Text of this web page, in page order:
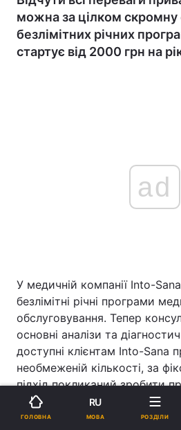
можна за цілком скромну
безлімітних річних
стартує від 2000 грн на
ad
У медичній компанії Into-
безлімітні річні програми
обслуговування. Тепер
основні аналізи та
доступні клієнтам Into-Sana
необмеженій кількості, за
підхід покликаний зробити
по-справжньому доступною
пацієнтів, дати кожній
ГОЛОВНА
RU
МОВА РОЗДІЛИ